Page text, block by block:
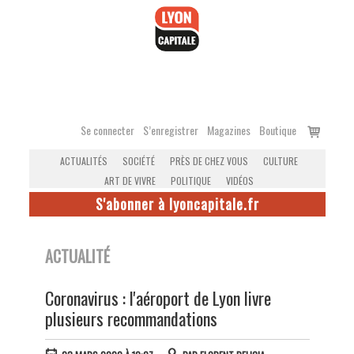
Se connecter S’enregistrer Magazines Boutique
Voir
ACTUALITÉS SOCIÉTÉ PRÈS DE CHEZ VOUS
CULTURE
ART DE VIVRE
POLITIQUE VIDÉOS
S'abonner à lyoncapitale.fr
ACTUALITÉ
Coronavirus : l'aéroport de Lyon livre
plusieurs recommandations